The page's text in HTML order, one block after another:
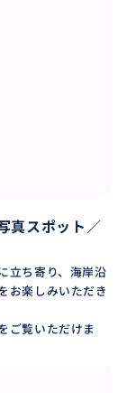
真スポット／
立ち寄り、海岸沿
お楽しみいただき
ご覧いただけま